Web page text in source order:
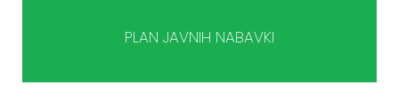
PLAN JAVNIH NABAVKI